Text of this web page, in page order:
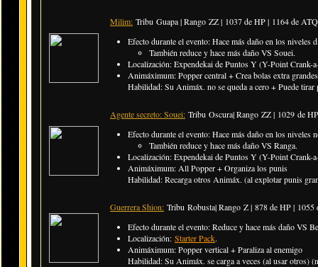
Milim: Tribu Guapa | Rango ZZ | 1037 de HP | 1164 de ATQ
Efecto durante el evento: Hace más daño en los niveles
También reduce y hace más daño VS Souei.
Localización: Expendekai de Puntos Y (Y-Point Crank-
Animáximum: Popper central + Crea bolas extra grandes
Habilidad: Su Animáx. no se queda a cero + Puede
Agente secreto: Souei: Tribu Oscura| Rango ZZ | 1029 de
Efecto durante el evento: Hace más daño en los niveles
También reduce y hace más daño VS Ranga.
Localización: Expendekai de Puntos Y (Y-Point Crank-
Animáximum: All Popper + Organiza los punis
Habilidad: Recarga otros Animáx. (al explotar punis
Guerrera Shion: Tribu Robusta| Rango Z | 878 de HP | 1055
Efecto durante el evento: Reduce y hace más daño VS
Localización: Starter Pack.
Animáximum: Popper vertical + Paraliza al enemigo
Habilidad: Su Animáx. se carga a veces (al usar otros)